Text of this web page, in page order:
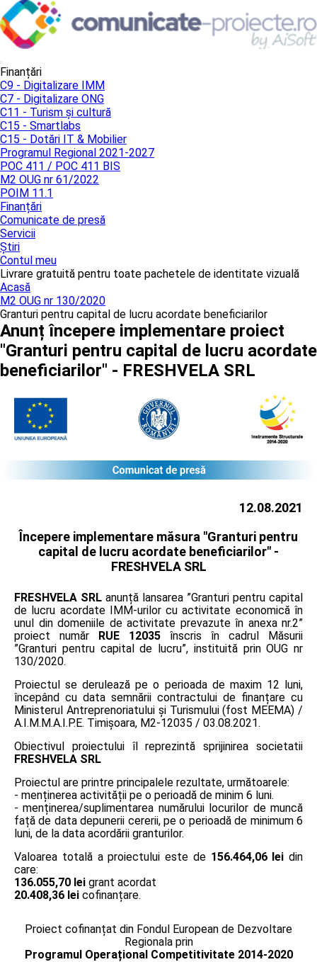
Finanțări
C9 - Digitalizare IMM
C7 - Digitalizare ONG
C11 - Turism și cultură
C15 - Smartlabs
C15 - Dotări IT & Mobilier
Programul Regional 2021-2027
POC 411 / POC 411 BIS
M2 OUG nr 61/2022
POIM 11.1
Finanțări
Comunicate de presă
Servicii
Știri
Contul meu
Livrare gratuită pentru toate pachetele de identitate vizuală
Acasă
M2 OUG nr 130/2020
Granturi pentru capital de lucru acordate beneficiarilor
Anunț începere implementare proiect
"Granturi pentru capital de lucru acordate
beneficiarilor" - FRESHVELA SRL
12.08.2021
Începere implementare măsura "Granturi pentru
capital de lucru acordate beneficiarilor" -
FRESHVELA SRL
FRESHVELA SRL anunță lansarea ”Granturi pentru capital
de lucru acordate IMM-urilor cu activitate economică în
unul din domeniile de activitate prevazute în anexa nr.2”
proiect număr RUE 12035 înscris în cadrul Măsurii
”Granturi pentru capital de lucru”, instituită prin OUG nr
130/2020.
Proiectul se derulează pe o perioada de maxim 12 luni,
începând cu data semnării contractului de finanțare cu
Ministerul Antreprenoriatului și Turismului (fost MEEMA) /
A.I.M.M.A.I.P.E. Timişoara, M2-12035 / 03.08.2021.
Obiectivul proiectului îl reprezintă sprijinirea societatii
FRESHVELA SRL
Proiectul are printre principalele rezultate, următoarele:
- menținerea activității pe o perioadă de minim 6 luni.
- menținerea/suplimentarea numărului locurilor de muncă
față de data depunerii cererii, pe o perioadă de minimum 6
luni, de la data acordării granturilor.
Valoarea totală a proiectului este de 156.464,06 lei din
care:
136.055,70 lei grant acordat
20.408,36 lei cofinanțare.
Proiect cofinanțat din Fondul European de Dezvoltare
Regionala prin
Programul Operațional Competitivitate 2014-2020